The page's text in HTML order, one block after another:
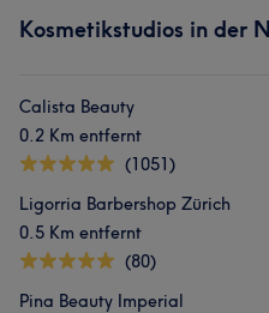
Kosmetikstudios in der
Calista Beauty
0.2 Km entfernt
(1051)
Ligorria Barbershop Zürich
0.5 Km entfernt
(80)
Pina Beauty Imperial